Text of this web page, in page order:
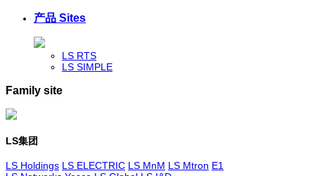
产品 Sites
LS RTS
LS SIMPLE
Family site
LS集团
LS Holdings LS ELECTRIC LS MnM LS Mtron E1